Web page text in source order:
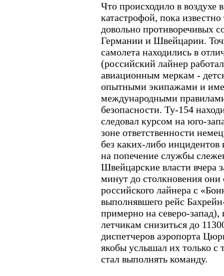
Что происходило в воздухе
катастрофой, пока
довольно противоречивых
Германии и Швейцарии.
самолета находились в
(российский лайнер
авиационным меркам -
опытными экипажами и
международными
безопасности. Ту-154
следовал курсом на юго-
зоне ответственности
без каких-либо
на попечение службы
Швейцарские власти вчера
минут до столкновения
российского лайнера с
выполнявшего рейс
примерно на северо-
летчикам снизиться до
диспетчеров аэропорта
якобы услышал их только с
стал выполнять команду.